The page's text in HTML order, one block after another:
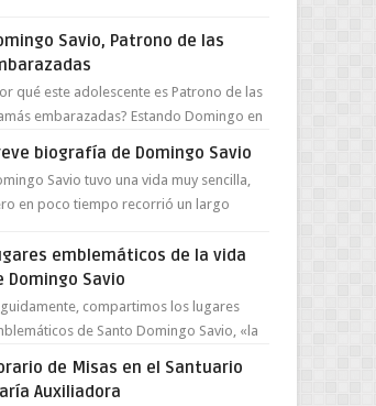
para ...
Savio, Patrono de las
qué este adolescente es Patrono de las
embarazadas? Estando Domingo en
Oratorio en Turín, un día le pide a Don
biografía de Domingo Savio
Savio tuvo una vida muy sencilla,
en poco tiempo recorrió un largo
Santo y fr...
emblemáticos de la vida
Domingo Savio
compartimos los lugares
de Santo Domingo Savio, «la
San Giovann...
de Misas en el Santuario
Auxiliadora